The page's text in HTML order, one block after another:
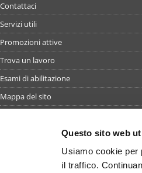
Questo sito web
Usiamo cookie per
il traffico.
Contattaci
Servizi utili
Promozioni attive
Trova un lavoro
Esami di abilitazione
Mappa del sito
Termini e condizioni di utilizzo del
Informativa privacy